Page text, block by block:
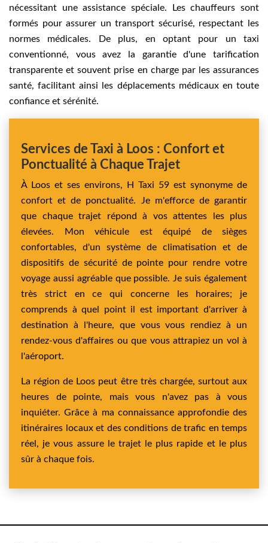
nécessitant une assistance spéciale. Les chauffeurs sont
formés pour assurer un transport sécurisé, respectant les
normes médicales. De plus, en optant pour un taxi
conventionné, vous avez la garantie d'une tarification
transparente et souvent prise en charge par les assurances
santé, facilitant ainsi les déplacements médicaux en toute
confiance et sérénité.
Services de Taxi à Loos : Confort et
Ponctualité à Chaque Trajet
À Loos et ses environs, H Taxi 59 est synonyme de
confort et de ponctualité. Je m'efforce de garantir
que chaque trajet répond à vos attentes les plus
élevées. Mon véhicule est équipé de sièges
confortables, d'un système de climatisation et de
dispositifs de sécurité de pointe pour rendre votre
voyage aussi agréable que possible. Je suis également
très strict en ce qui concerne les horaires; je
comprends à quel point il est important d'arriver à
destination à l'heure, que vous vous rendiez à un
rendez-vous d'affaires ou que vous attrapiez un vol à
l'aéroport.
La région de Loos peut être très chargée, surtout aux
heures de pointe, mais vous n'avez pas à vous
inquiéter. Grâce à ma connaissance approfondie des
itinéraires locaux et des conditions de trafic en temps
réel, je vous assure le trajet le plus rapide et le plus
sûr à chaque fois.